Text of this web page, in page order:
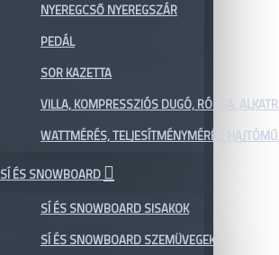
NYEREGCSŐ NYEREGSZÁR
PEDÁL
SOR KAZETTA
VILLA, KOMPRESSZIÓS DUGÓ, RÓZSA,
WATTMÉRÉS, TELJESÍTMÉNYMÉRÉS
SÍ ÉS SNOWBOARD
SÍ ÉS SNOWBOARD SISAKOK
SÍ ÉS SNOWBOARD SZEMÜVEGEK